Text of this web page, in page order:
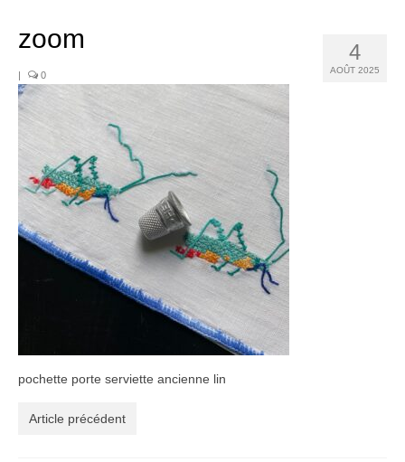
Déco
Mobilier
Vaisselle ancienne
Jouets anciens
Tissus
Patchwork
Mercerie
Ephemera
Créations
4
AOÛT 2025
zoom
| 0
pochette porte serviette ancienne lin
Article précédent